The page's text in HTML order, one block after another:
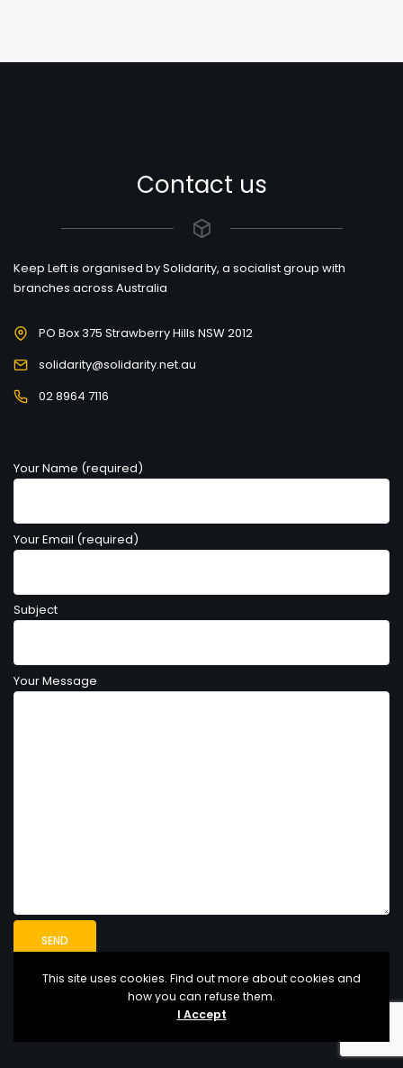
Contact us
Keep Left is organised by Solidarity, a socialist group with
branches across Australia
PO Box 375 Strawberry Hills NSW 2012
solidarity@solidarity.net.au
02 8964 7116
Your Name (required)
Your Email (required)
Subject
Your Message
This site uses cookies. Find out more about cookies and
how you can refuse them.
I Accept